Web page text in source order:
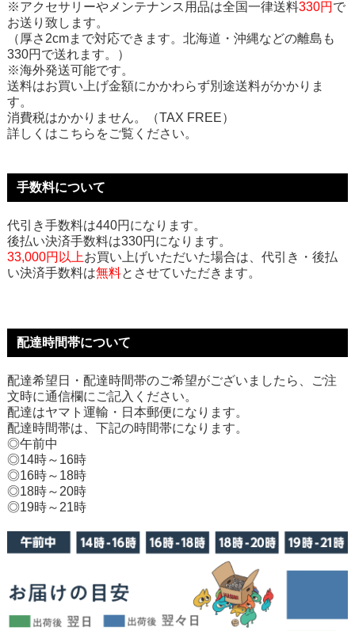
※アクセサリーやメンテナンス用品は全国一律送料330円 で
お送り致します。
（厚さ2cmまで対応できます。北海道・沖縄などの離島も
330円で送れます。）
※海外発送可能です。
送料はお買い上げ金額にかかわらず別途送料がかかりま
す。
消費税はかかりません。（TAX FREE）
詳しくはこちらをご覧ください。
手数料について
代引き手数料は440円になります。
後払い決済手数料は330円になります。
33,000円以上お買い上げいただいた場合は、代引き・後払
い決済手数料は無料とさせていただきます。
配達時間帯について
配達希望日・配達時間帯のご希望がございましたら、ご注
文時に通信欄にご記入ください。
配達はヤマト運輸・日本郵便になります。
配達時間帯は、下記の時間帯になります。
◎午前中
◎14時～16時
◎16時～18時
◎18時～20時
◎19時～21時